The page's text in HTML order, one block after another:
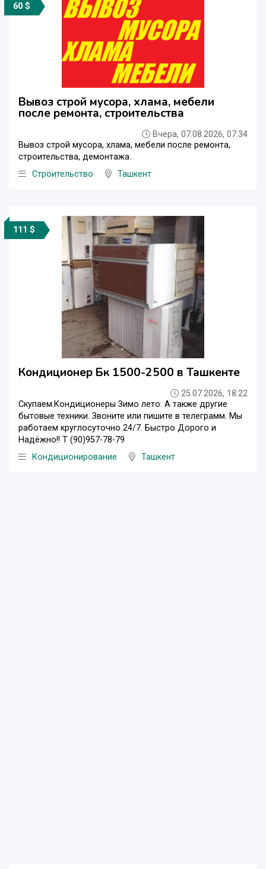
60 $
Вывоз строй мусора, хлама, мебели
после ремонта, строительства
Вчера, 07.08.2026, 07:34
Вывоз строй мусора, хлама, мебели после ремонта,
строительства, демонтажа.
Строительство
Ташкент
111 $
Кондиционер Бк 1500-2500 в Ташкенте
25.07.2026, 18:22
Скупаем.Кондиционеры Зимо лето. А также другие
бытовые техники. Звоните или пишите в телеграмм. Мы
работаем круглосуточно 24/7. Быстро Дорого и
Надёжно!! Т (90)957-78-79
Кондиционирование
Ташкент